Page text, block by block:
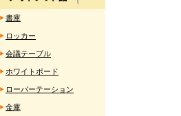
書庫
ロッカー
会議テーブル
ホワイトボード
ローパーテーション
金庫